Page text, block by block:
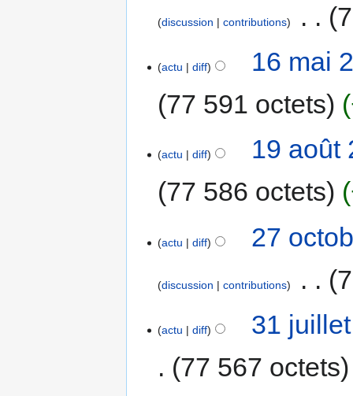
discussion contributions
actu diff
16 mai
77 591 octets
actu diff
19 août
77 586 octets
actu diff 27
discussion contributions
actu diff
31
77 567 octets